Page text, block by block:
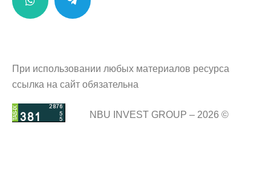
При использовании любых материалов ресурса
ссылка на сайт обязательна
NBU INVEST GROUP – 2026 ©